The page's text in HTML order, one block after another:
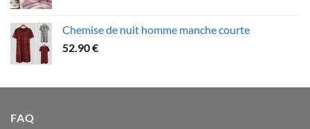
79.90 €
Chemise de nuit homme manche courte
52.90€
FAQ